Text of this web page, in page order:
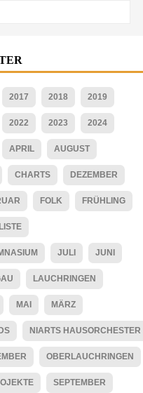
2017 2018 2019
2022 2023 2024
APRIL AUGUST
CHARTS DEZEMBER
FOLK FRÜHLING
JULI JUNI
LAUCHRINGEN
MAI MÄRZ
NIARTS HAUSORCHESTER
OBERLAUCHRINGEN
SEPTEMBER